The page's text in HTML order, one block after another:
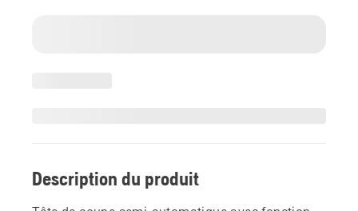
Description du produit